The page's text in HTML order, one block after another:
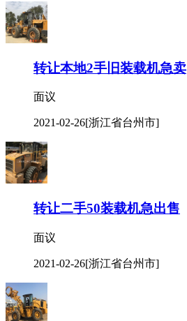
转让本地2手旧装载机急卖
面议
2021-02-26[浙江省台州市]
转让二手50装载机急出售
面议
2021-02-26[浙江省台州市]